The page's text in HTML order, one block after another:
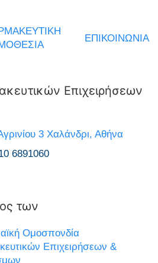
ΕΠΙΚΟΙΝΩΝΙΑ
Επιχειρήσεων
3 Χαλάνδρι, Αθήνα
6891060
των
Ομοσπονδία
Επιχειρήσεων &